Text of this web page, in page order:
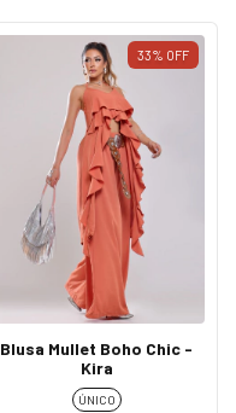
33% OFF
Blusa Mullet Boho Chic -
Kira
ÚNICO